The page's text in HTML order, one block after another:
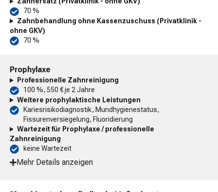
70 %
Zahnbehandlung ohne Kassenzuschuss (Privatklinik -
ohne GKV)
70 %
Prophylaxe
Professionelle Zahnreinigung
100 %, 550 € je 2 Jahre
Weitere prophylaktische Leistungen
Kariesrisikodiagnostik, Mundhygienestatus,
Fissurenversiegelung, Fluoridierung
Wartezeit für Prophylaxe / professionelle
Zahnreinigung
keine Wartezeit
Mehr Details anzeigen